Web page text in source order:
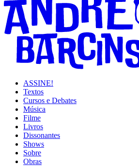
ASSINE!
Textos
Cursos e Debates
Música
Filme
Livros
Dissonantes
Shows
Sobre
Obras